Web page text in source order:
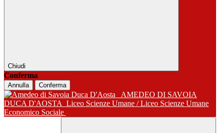
Chiudi
Conferma
Annulla Conferma
AMEDEO DI SAVOIA
DUCA D'AOSTA Liceo Scienze Umane / Liceo Scienze Umane
Economico Sociale